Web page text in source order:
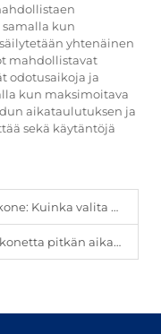
kun
yhtenäinen
mahdollistavat
odotusaikoja ja
kun maksimoitava
aikataulutuksen ja
sekä käytäntöjä
aallonpituudet hoitoihin?
luotettavuuden varmistamiseksi?